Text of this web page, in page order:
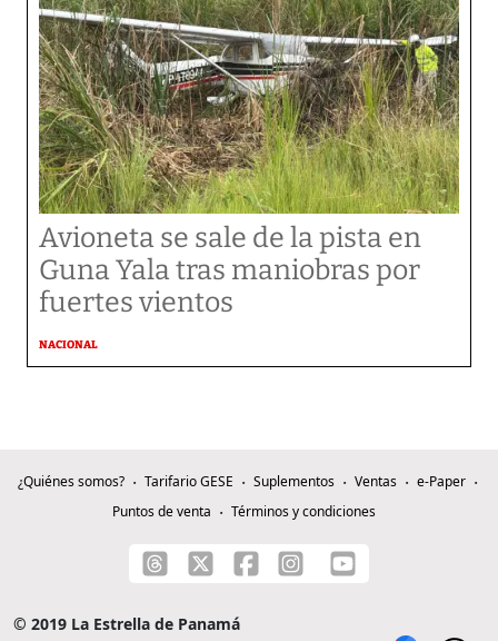
Avioneta se sale de la pista en
Guna Yala tras maniobras por
fuertes vientos
NACIONAL
¿Quiénes somos? Tarifario GESE Suplementos Ventas
e-Paper
Puntos de venta
Términos y condiciones
© 2019 La Estrella de Panamá